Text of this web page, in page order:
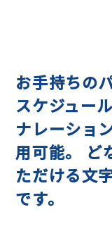
お手持ちの
スケジュー
ナレーショ
用可能。 ど
ただける文
です。